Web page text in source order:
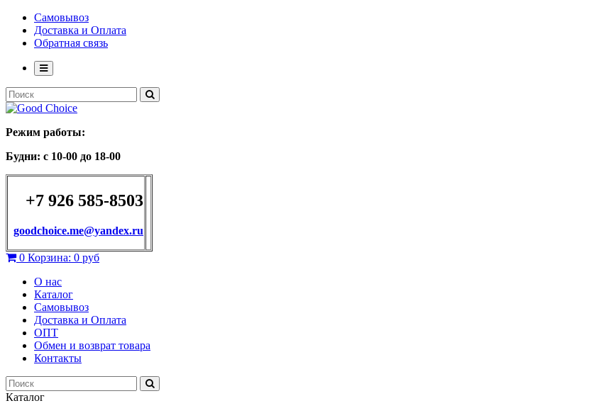
Самовывоз
Доставка и Оплата
Обратная связь
Режим работы:
Будни: с 10-00 до 18-00
+7 926 585-8503
goodchoice.me@yandex.ru
0 Корзина: 0 руб
О нас
Каталог
Самовывоз
Доставка и Оплата
ОПТ
Обмен и возврат товара
Контакты
Каталог